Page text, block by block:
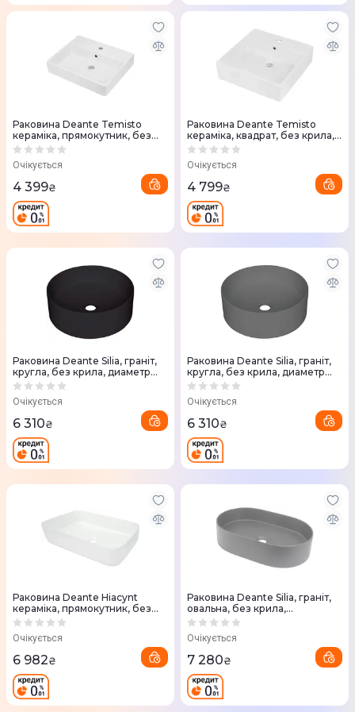
Раковина Deante Temisto
кераміка, прямокутник, без
крила, 500х400х130мм, білий
Очікується
4 399₴
Раковина Deante Temisto
кераміка, квадрат, без крила,
500х500х170мм, накладна,
Очікується
4 799₴
Раковина Deante Silia, граніт,
кругла, без крила, диаметр
360х105мм, чорний матовий
Очікується
6 310₴
Раковина Deante Silia, граніт,
кругла, без крила, диаметр
360х105мм, антрацит
Очікується
6 310₴
Раковина Deante Hiacynt
кераміка, прямокутник, без
крила, 500х360х120мм, білий
Очікується
6 982₴
Раковина Deante Silia, граніт,
овальна, без крила,
350х550х105мм, сірий
Очікується
7 280₴